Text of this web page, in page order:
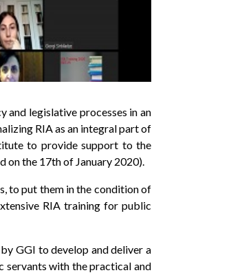
and legislative processes in an
RIA as an integral part of
to provide support to the
on the 17th of January 2020).
to put them in the condition of
RIA training for public
GGI to develop and deliver a
servants with the practical and